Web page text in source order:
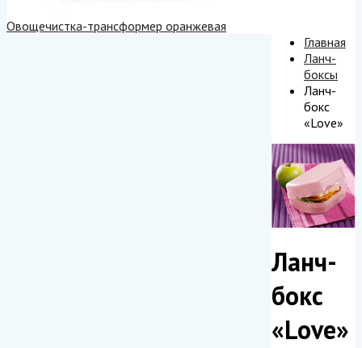
Овощечистка-трансформер оранжевая
Главная
Ланч-
боксы
Ланч-
бокс
«Love»
Ланч-
бокс
«Love»